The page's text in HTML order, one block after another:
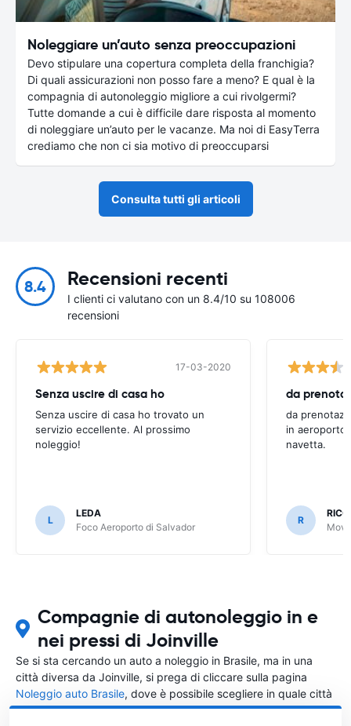
Noleggiare un’auto senza preoccupazioni
Devo stipulare una copertura completa della franchigia?
Di quali assicurazioni non posso fare a meno? E qual è la
compagnia di autonoleggio migliore a cui rivolgermi?
Tutte domande a cui è difficile dare risposta al momento
di noleggiare un’auto per le vacanze. Ma noi di EasyTerra
crediamo che non ci sia motivo di preoccuparsi
Consulta tutti gli articoli
8.4 Recensioni recenti
I clienti ci valutano con un 8.4/10 su 108006
recensioni
17-03-2020
Senza uscire di casa ho
Senza uscire di casa ho trovato un
servizio eccellente. Al prossimo
noleggio!
L
LEDA
Foco Aeroporto di Salvador
da
in aeroporto
navetta.
R
Compagnie di autonoleggio in e
nei pressi di Joinville
Se si sta cercando un auto a noleggio in Brasile, ma in una
città diversa da Joinville, si prega di cliccare sulla pagina
Noleggio auto Brasile, dove è possibile scegliere in quale città
in Brasile si vuole noleggiare l'auto.